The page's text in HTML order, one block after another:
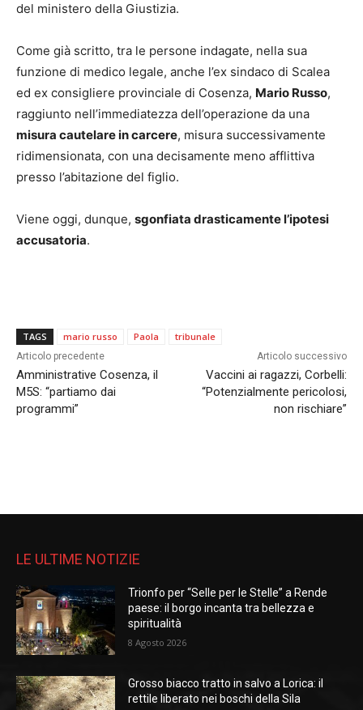
del ministero della Giustizia.
Come già scritto, tra le persone indagate, nella sua
funzione di medico legale, anche l’ex sindaco di Scalea
ed ex consigliere provinciale di Cosenza, Mario Russo,
raggiunto nell’immediatezza dell’operazione da una
misura cautelare in carcere, misura successivamente
ridimensionata, con una decisamente meno afflittiva
presso l’abitazione del figlio.
Viene oggi, dunque, sgonfiata drasticamente l’ipotesi
accusatoria.
TAGS mario russo Paola tribunale
Articolo precedente
Amministrative Cosenza, il
M5S: “partiamo dai
programmi”
Articolo successivo
Vaccini ai ragazzi, Corbelli:
“Potenzialmente pericolosi,
non rischiare”
LE ULTIME NOTIZIE
Trionfo per “Selle per le Stelle” a Rende
paese: il borgo incanta tra bellezza e
spiritualità
8 Agosto 2026
Grosso biacco tratto in salvo a Lorica: il
rettile liberato nei boschi della Sila